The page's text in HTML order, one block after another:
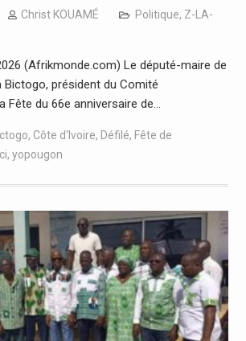
Christ KOUAMÉ Politique, Z-LA-
(Afrikmonde.com) Le député-maire de
Bictogo, président du Comité
Fête du 66e anniversaire de…
, Côte d'Ivoire, Défilé, Fête de
, yopougon